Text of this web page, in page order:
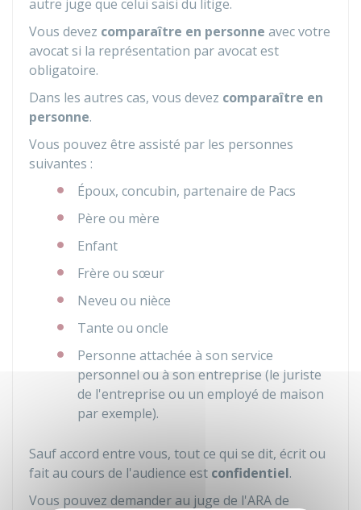
autre juge que celui saisi du litige.
Vous devez comparaître en personne avec votre
avocat si la représentation par avocat est
obligatoire.
Dans les autres cas, vous devez comparaître en
personne.
Vous pouvez être assisté par les personnes
suivantes :
Époux, concubin, partenaire de Pacs
Père ou mère
Enfant
Frère ou sœur
Neveu ou nièce
Tante ou oncle
Personne attachée à son service
personnel ou à son entreprise (le juriste
de l'entreprise ou un employé de maison
par exemple).
Sauf accord entre vous, tout ce qui se dit, écrit ou
fait au cours de l'audience est confidentiel.
Vous pouvez demander au juge de l'ARA de